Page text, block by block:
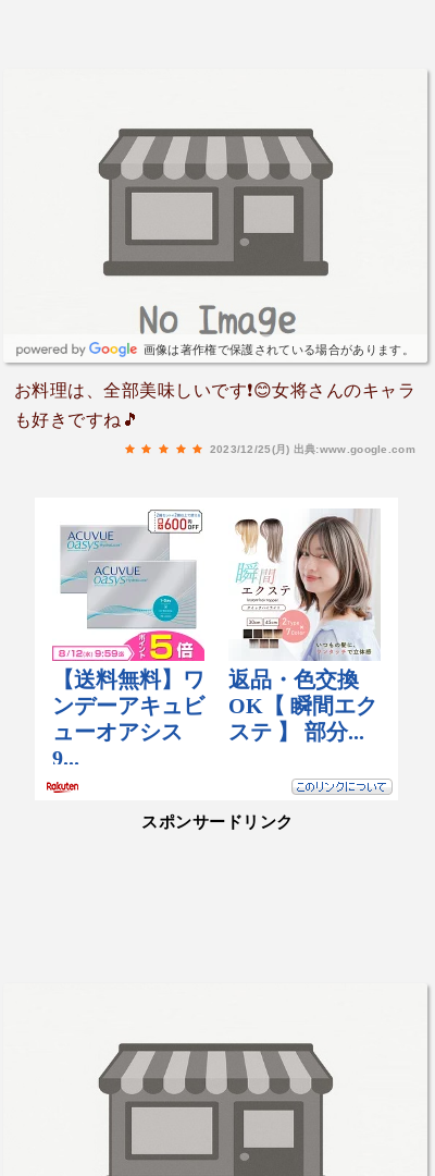
画像は著作権で保護されている場合があります。
お料理は、全部美味しいです❗️😊女将さんのキャラ
も好きですね🎵
2023/12/25(月) 出典:www.google.com
スポンサードリンク